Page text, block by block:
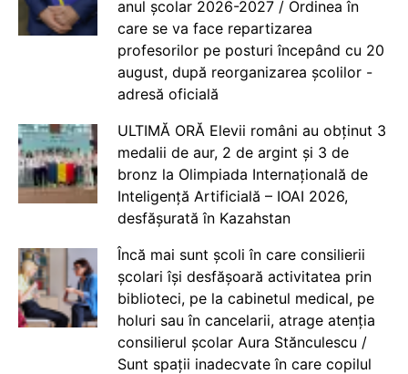
anul școlar 2026-2027 / Ordinea în
care se va face repartizarea
profesorilor pe posturi începând cu 20
august, după reorganizarea școlilor -
adresă oficială
ULTIMĂ ORĂ Elevii români au obținut 3
medalii de aur, 2 de argint și 3 de
bronz la Olimpiada Internațională de
Inteligență Artificială – IOAI 2026,
desfășurată în Kazahstan
Încă mai sunt școli în care consilierii
școlari își desfășoară activitatea prin
biblioteci, pe la cabinetul medical, pe
holuri sau în cancelarii, atrage atenția
consilierul școlar Aura Stănculescu /
Sunt spații inadecvate în care copilul